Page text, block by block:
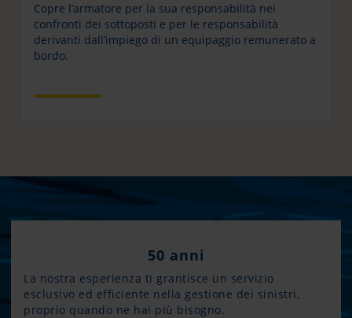
Copre l’armatore per la sua responsabilità nei
confronti dei sottoposti e per le responsabilità
derivanti dall’impiego di un equipaggio remunerato a
bordo.
50 anni
La nostra esperienza ti grantisce un servizio
esclusivo ed efficiente nella gestione dei sinistri,
proprio quando ne hai più bisogno.